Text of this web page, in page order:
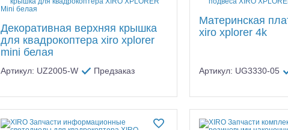
Декоративная верхняя крышка
для квадрокоптера xiro xplorer
mini белая
Артикул: UZ2005-W Предзаказ
Материнская
xiro xplorer 4k
Артикул: UG3330-05